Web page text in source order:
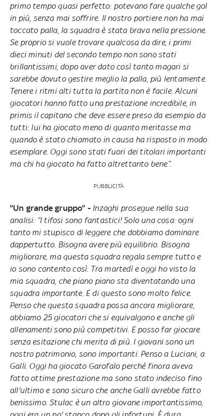
primo tempo quasi perfetto: potevano fare qualche gol
in più, senza mai soffrire. Il nostro portiere non ha mai
toccato palla, la squadra è stata brava nella pressione.
Se proprio si vuole trovare qualcosa da dire, i primi
dieci minuti del secondo tempo non sono stati
brillantissimi, dopo aver dato così tanto magari si
sarebbe dovuto gestire meglio la palla, più lentamente.
Tenere i ritmi alti tutta la partita non è facile. Alcuni
giocatori hanno fatto una prestazione incredibile, in
primis il capitano che deve essere preso da esempio da
tutti: lui ha giocato meno di quanto meritasse ma
quando è stato chiamato in causa ha risposto in modo
esemplare. Oggi sono stati fuori dei titolari importanti
ma chi ha giocato ha fatto altrettanto bene”.
PUBBLICITÀ
"Un grande gruppo" - Inzaghi prosegue nella sua
analisi: “I tifosi sono fantastici! Solo una cosa: ogni
tanto mi stupisco di leggere che dobbiamo dominare
dappertutto. Bisogna avere più equilibrio. Bisogna
migliorare, ma questa squadra regala sempre tutto e
io sono contento così. Tra martedì e oggi ho visto la
mia squadra, che piano piano sta diventatando una
squadra importante. E di questo sono molto felice.
Penso che questa squadra possa ancora migliorare,
abbiamo 25 giocatori che si equivalgono e anche gli
allenamenti sono più competitivi. E posso far giocare
senza esitazione chi merita di più. I giovani sono un
nostro patrimonio, sono importanti. Penso a Luciani, a
Galli. Oggi ha giocato Garofalo perché finora aveva
fatto ottime prestazione ma sono stato indeciso fino
all'ultimo e sono sicuro che anche Galli avrebbe fatto
benissimo. Stulac è un altro giovane importantissimo,